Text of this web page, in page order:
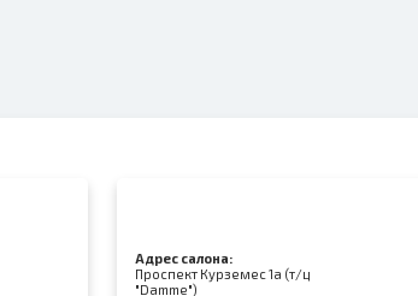
Адрес салона:
Проспект Курземес 1а (т/ц
"Damme")